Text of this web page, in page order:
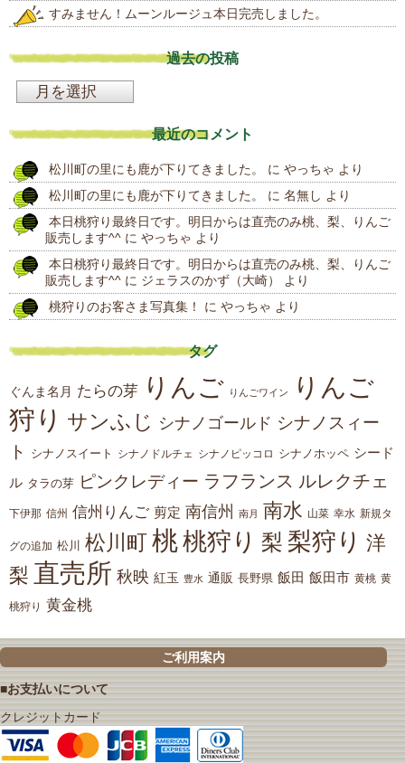
すみません！ムーンルージュ本日完売しました。
過去の投稿
投
稿
最近のコメント
松川町の里にも鹿が下りてきました。 に やっちゃ より
松川町の里にも鹿が下りてきました。
に 名無し より
本日桃狩り最終日です。明日からは直売のみ桃、梨、りんご
販売します^^ に やっちゃ より
本日桃狩り最終日です。明日からは直売のみ桃、梨、りんご
販売します^^ に ジェラスのかず（大崎）
より
桃狩りのお客さま写真集！
に やっちゃ より
タグ
ぐんま名月 たらの芽 りんご りんごワイン
りんご
狩り サンふじ シナノゴールド シナノスィー
ト
シナノスイート シナノドルチェ シナノピッコロ シナノホッペ シード
ル タラの芽 ピンクレディー ラフランス ルレクチェ
下伊那 信州 信州りんご 剪定 南信州 南月 南水 山菜 幸水 新規タ
グの追加 松川 松川町 桃桃狩り 梨 梨狩り 洋
梨 直売所 秋映 紅玉 豊水 通販 長野県 飯田 飯田市 黄桃 黄
桃狩り 黄金桃
ご利用案内
■お支払いについて
クレジットカード